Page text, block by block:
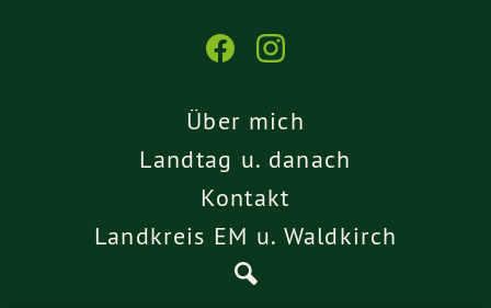
Über mich
Landtag u. danach
Kontakt
Landkreis EM u. Waldkirch